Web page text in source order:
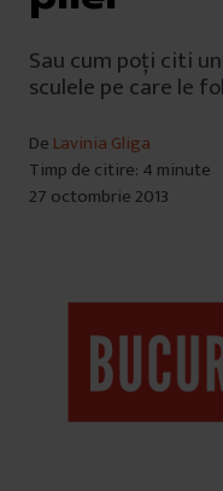
Sau cum poți citi
sculele pe care le
De Lavinia Gliga
Timp de citire: 4 minute
27 octombrie 2013